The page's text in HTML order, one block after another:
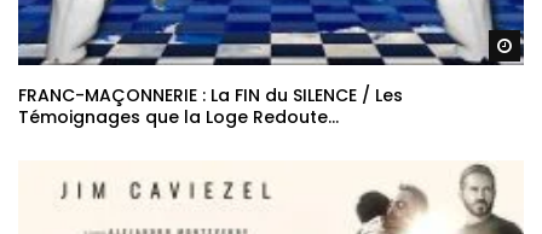
FRANC-MAÇONNERIE : La FIN du SILENCE / Les
Témoignages que la Loge Redoute…